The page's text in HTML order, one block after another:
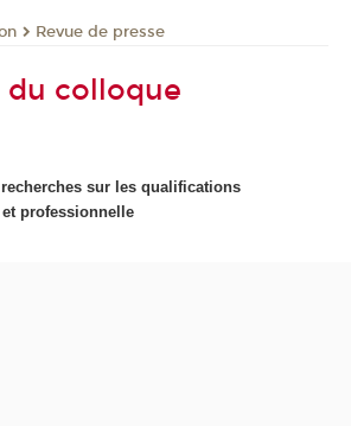
Revue de presse
du colloque
sur les qualifications
professionnelle